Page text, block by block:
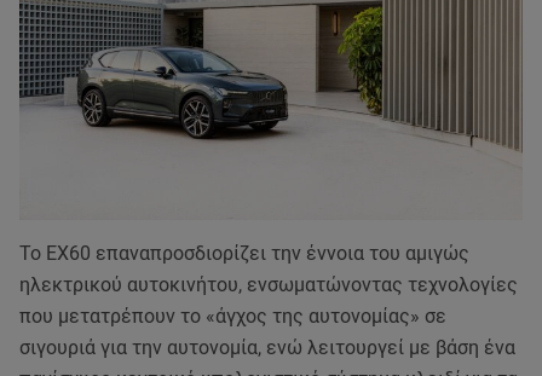
Το EX60 επαναπροσδιορίζει την έννοια του αμιγώς
ηλεκτρικού αυτοκινήτου, ενσωματώνοντας τεχνολογίες
που μετατρέπουν το «άγχος της αυτονομίας» σε
σιγουριά για την αυτονομία, ενώ λειτουργεί με βάση ένα